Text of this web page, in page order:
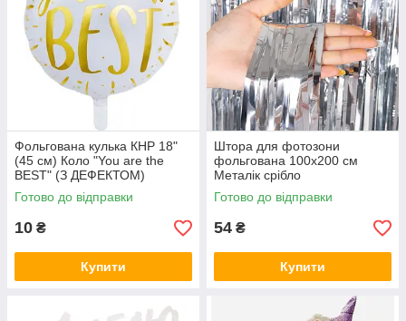
Фольгована кулька КНР 18"
(45 см) Коло "You are the
BEST" (З ДЕФЕКТОМ)
Готово до відправки
10 ₴
Купити
Штора для фотозони
фольгована 100х200 см
Металік срібло
Готово до відправки
54 ₴
Купити